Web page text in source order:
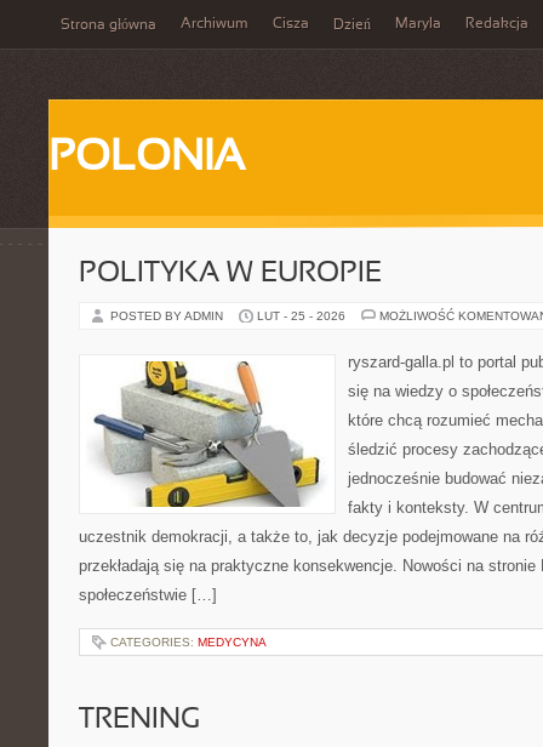
Strona główna Archiwum Cisza Dzień Maryla Redakcja
POLONIA
POLITYKA W EUROPIE
POSTED BY ADMIN LUT - 25 - 2026 MOŻLIWOŚĆ
ryszard-galla.pl to portal
się na wiedzy o
które chcą rozumieć
śledzić procesy
jednocześnie budować
fakty i konteksty. W
uczestnik demokracji, a także to, jak decyzje podejmowane na
przekładają się na praktyczne konsekwencje. Nowości na
społeczeństwie […]
CATEGORIES: MEDYCYNA
TRENING